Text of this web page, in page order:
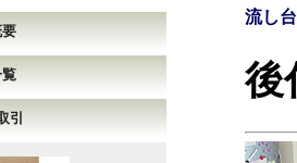
引
流し
後